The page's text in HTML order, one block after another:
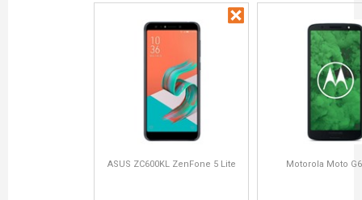
ASUS ZC600KL ZenFone 5 Lite Motorola Moto